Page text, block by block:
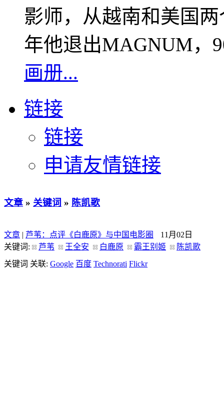
影师，从越南和美国
年他退出MAGNUM，
画册...
链接
链接
申请友情链接
文章 » 关键词 » 陈凯歌
文章 | 芦苇：点评《白鹿原》与中国电影圈
11月02日
关键词:
芦苇 王全安 白鹿原 霸王别姬
陈凯歌
关键词 关联: Google 百度 Technorati Flickr